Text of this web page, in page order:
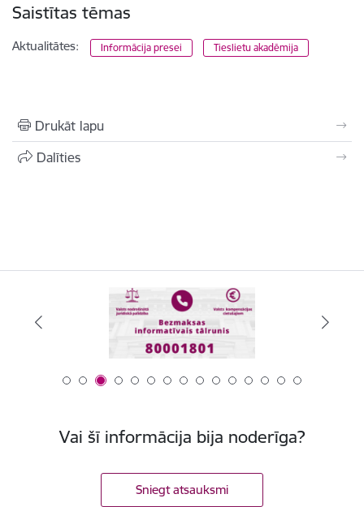
Saistītas tēmas
Aktualitātes: Informācija presei Tieslietu akadēmija
Drukāt lapu
Dalīties
Vai šī informācija bija noderīga?
Sniegt atsauksmi